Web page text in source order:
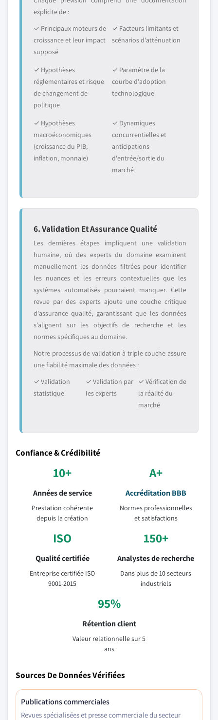
explicite de :
✓ Principaux moteurs de
croissance et leur impact
supposé
✓ Facteurs limitants et
scénarios d'atténuation
✓ Hypothèses
réglementaires et risque
de changement de
politique
✓ Paramètre de la
courbe d'adoption
technologique
✓ Hypothèses
macroéconomiques
(croissance du PIB,
inflation, monnaie)
✓ Dynamiques
concurrentielles et
anticipations
d'entrée/sortie du
marché
6. Validation Et Assurance Qualité
Les dernières étapes impliquent une validation
humaine, où des experts du domaine examinent
manuellement les données filtrées pour identifier
les nuances et les erreurs contextuelles que les
systèmes automatisés pourraient manquer. Cette
revue par des experts ajoute une couche critique
d'assurance qualité, garantissant que les données
s'alignent sur les objectifs de recherche et les
normes spécifiques au domaine.
Notre processus de validation à triple couche assure
une fiabilité maximale des données :
✓ Validation
statistique
✓ Validation par
les experts
✓ Vérification de
la réalité du
marché
Confiance & Crédibilité
10+
Années de service
Prestation cohérente
depuis la création
A+
Accréditation BBB
Normes professionnelles
et satisfactions
ISO
Qualité certifiée
Entreprise certifiée ISO
9001-2015
150+
Analystes de recherche
Dans plus de 10 secteurs
industriels
95%
Rétention client
Valeur relationnelle sur 5
ans
Sources De Données Vérifiées
Publications commerciales
Revues spécialisées et presse commerciale du secteur